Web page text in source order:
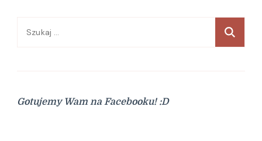
Szukaj:
Gotujemy Wam na Facebooku! :D